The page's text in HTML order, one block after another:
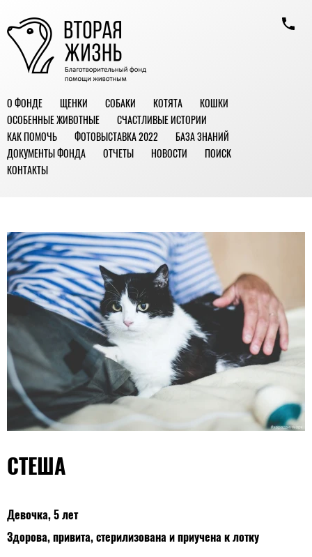
О ФОНДЕ ЩЕНКИ СОБАКИ КОТЯТА
КОШКИ
ОСОБЕННЫЕ ЖИВОТНЫЕ
СЧАСТЛИВЫЕ ИСТОРИИ
КАК ПОМОЧЬ
ФОТОВЫСТАВКА 2022
БАЗА ЗНАНИЙ
ДОКУМЕНТЫ ФОНДА
ОТЧЕТЫ НОВОСТИ
ПОИСК
КОНТАКТЫ
СТЕША
Девочка, 5 лет
Здорова, привита, стерилизована и приучена к лотку